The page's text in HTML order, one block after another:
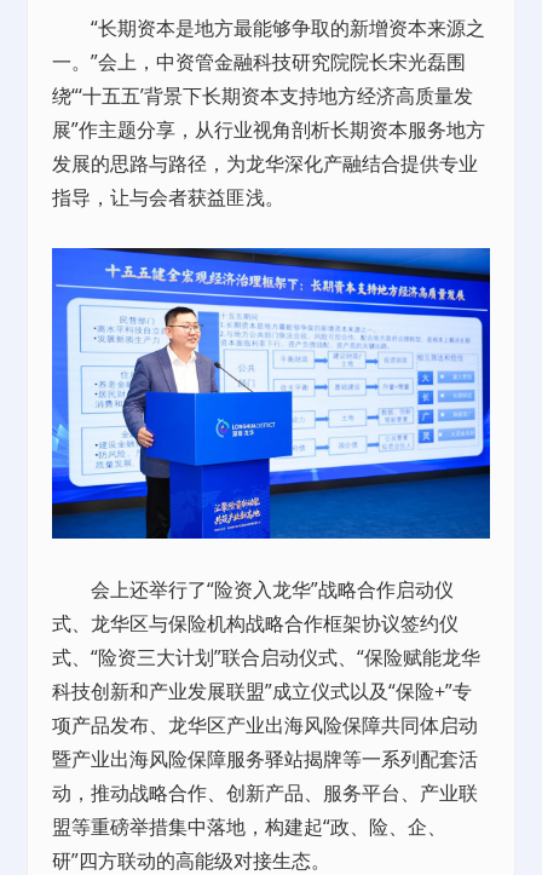
“长期资本是地方最能够争取的新增资本来源之
一。”会上，中资管金融科技研究院院长宋光磊围
绕“‘十五五’背景下长期资本支持地方经济高质量发
展”作主题分享，从行业视角剖析长期资本服务地方
发展的思路与路径，为龙华深化产融结合提供专业
指导，让与会者获益匪浅。
会上还举行了“险资入龙华”战略合作启动仪
式、龙华区与保险机构战略合作框架协议签约仪
式、“险资三大计划”联合启动仪式、“保险赋能龙华
科技创新和产业发展联盟”成立仪式以及“保险+”专
项产品发布、龙华区产业出海风险保障共同体启动
暨产业出海风险保障服务驿站揭牌等一系列配套活
动，推动战略合作、创新产品、服务平台、产业联
盟等重磅举措集中落地，构建起“政、险、企、
研”四方联动的高能级对接生态。